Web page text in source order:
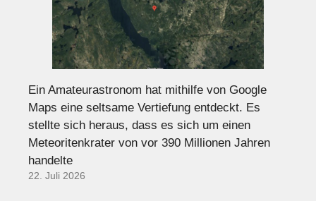
Ein Amateurastronom hat mithilfe von Google
Maps eine seltsame Vertiefung entdeckt. Es
stellte sich heraus, dass es sich um einen
Meteoritenkrater von vor 390 Millionen Jahren
handelte
22. Juli 2026